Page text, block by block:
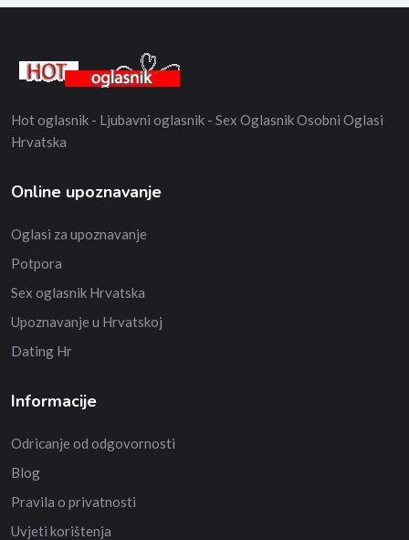
Hot oglasnik - Ljubavni oglasnik - Sex Oglasnik Osobni Oglasi
Hrvatska
Online upoznavanje
Oglasi za upoznavanje
Potpora
Sex oglasnik Hrvatska
Upoznavanje u Hrvatskoj
Dating Hr
Informacije
Odricanje od odgovornosti
Blog
Pravila o privatnosti
Uvjeti korištenja